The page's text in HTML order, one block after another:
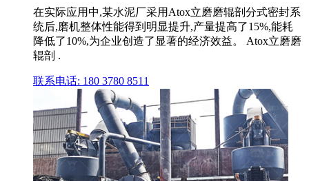
在实际应用中,某水泥厂采用Atox立磨磨辊剖分式密封系
统后,磨机整体性能得到明显提升,产量提高了15%,能耗
降低了10%,为企业创造了显著的经济效益。 Atox立磨磨
辊剖 .
联系电话: 180 3780 8511